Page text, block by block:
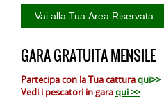
GARA GRATUITA MENSILE
Partecipa con la Tua catturaqui>>
Vedi i pescatori in garaqui >>